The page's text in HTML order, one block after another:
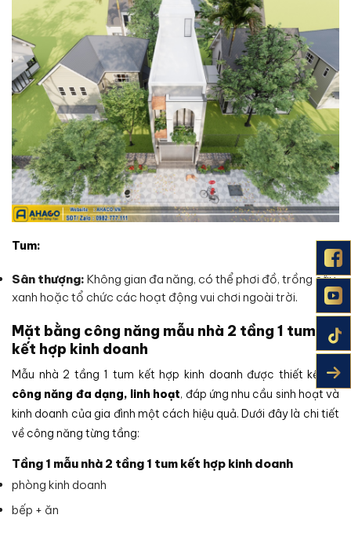
Tum:
Sân thượng: Không gian đa năng, có thể phơi đồ, trồng cây
xanh hoặc tổ chức các hoạt động vui chơi ngoài trời.
Mặt bằng công năng mẫu nhà 2 tầng 1 tum
kết hợp kinh doanh
Mẫu nhà 2 tầng 1 tum kết hợp kinh doanh được thiết kế với
công năng đa dạng, linh hoạt, đáp ứng nhu cầu sinh hoạt và
kinh doanh của gia đình một cách hiệu quả. Dưới đây là chi tiết
về công năng từng tầng:
Tầng 1 mẫu nhà 2 tầng 1 tum kết hợp kinh doanh
phòng kinh doanh
bếp + ăn